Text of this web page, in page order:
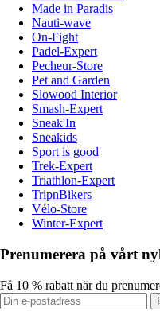
Made in Paradis
Nauti-wave
On-Fight
Padel-Expert
Pecheur-Store
Pet and Garden
Slowood Interior
Smash-Expert
Sneak'In
Sneakids
Sport is good
Trek-Expert
Triathlon-Expert
TripnBikers
Vélo-Store
Winter-Expert
Prenumerera på vårt
Få 10 % rabatt när du